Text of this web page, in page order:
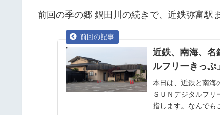
前回の季の郷 鍋田川の続きで、近鉄弥富駅
近鉄、南海、名
ルフリーきっぷ
本日は、近鉄と南海
ＳＵＮデジタルフリ
指します。なんでも